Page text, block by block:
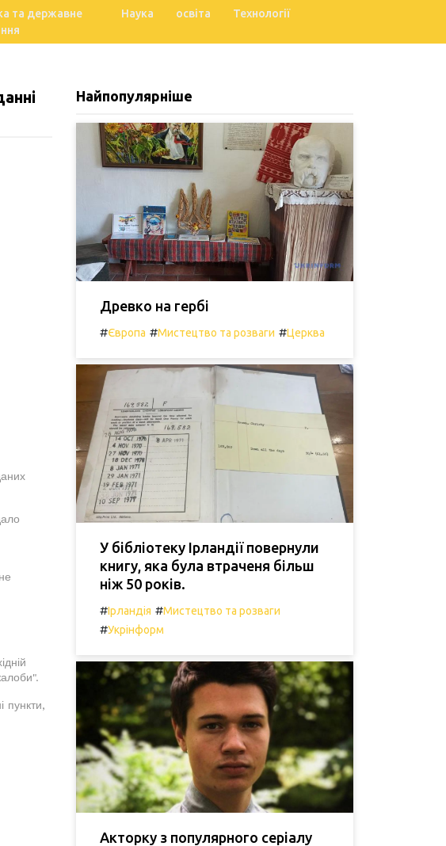
та державне
Наука освіта Технології
пункти,
Найпопулярніше
Древко на гербі
#Європа #Мистецтво та розваги #Церква
У бібліотеку Ірландії повернули
книгу, яка була втраченя більш
ніж 50 років.
#Ірландія #Мистецтво та розваги
#Укрінформ
Акторку з популярного серіалу